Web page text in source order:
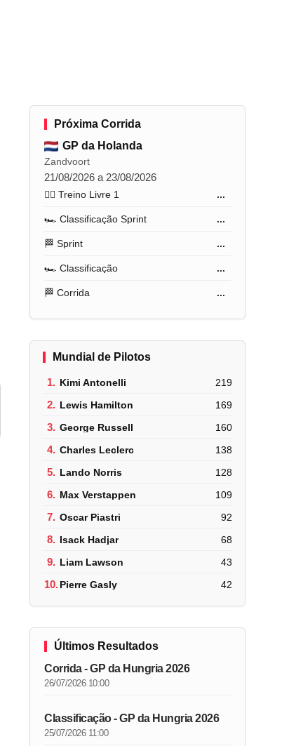
Próxima Corrida
GP da Holanda
Zandvoort
21/08/2026 a 23/08/2026
🏋️‍♂️ Treino Livre 1 ...
🏎️ Classificação Sprint ...
🏁 Sprint ...
🏎️ Classificação ...
🏁 Corrida ...
Mundial de Pilotos
1. Kimi Antonelli 219
2. Lewis Hamilton 169
3. George Russell 160
4. Charles Leclerc 138
5. Lando Norris 128
6. Max Verstappen 109
7. Oscar Piastri 92
8. Isack Hadjar 68
9. Liam Lawson 43
10.Pierre Gasly 42
Últimos Resultados
Corrida - GP da Hungria 2026
26/07/2026 10:00
Classificação - GP da Hungria 2026
25/07/2026 11:00